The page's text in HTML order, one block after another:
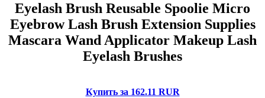
Eyelash Brush Reusable Spoolie Micro
Eyebrow Lash Brush Extension Supplies
Mascara Wand Applicator Makeup Lash
Eyelash Brushes
Купить за 162.11 RUR